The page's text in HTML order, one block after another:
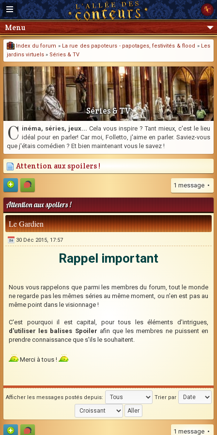
Menu
Index du forum » La rue des papoteurs - papotages, festivités & flood » Les
jardins virtuels » Séries & TV
Séries & TV
C inéma, séries, jeux... Cela vous inspire ? Tant mieux, c'est le lieu
idéal pour en parler! Car moi, Folletto, j'aime en parler. Saviez-vous
que j'étais comédien ? Et bien maintenant vous le savez !
Attention aux spoilers !
1 message •
Attention aux spoilers !
Le Gardien
30 Déc 2015, 17:57
Rappel important
Nous vous rappelons que parmi les membres du forum, tout le monde
ne regarde pas les mêmes séries au même moment, ou n'en est pas au
même point dans le visionnage !
C'est pourquoi il est capital, pour tous les éléments d'intrigues,
d'utiliser les balises Spoiler afin que les membres ne puissent en
prendre connaissance que s'ils le souhaitent.
Merci à tous !
Afficher les messages postés depuis: Trier par
1 message •